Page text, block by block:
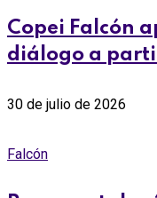
Copei Falcón
diálogo a
30 de julio de 2026
Falcón